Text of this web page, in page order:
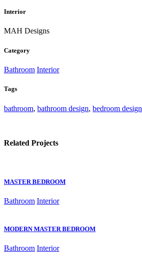
Interior
MAH Designs
Category
Bathroom Interior
Tags
bathroom, bathroom design, bedroom design
Related Projects
MASTER BEDROOM
Bathroom Interior
MODERN MASTER BEDROOM
Bathroom Interior